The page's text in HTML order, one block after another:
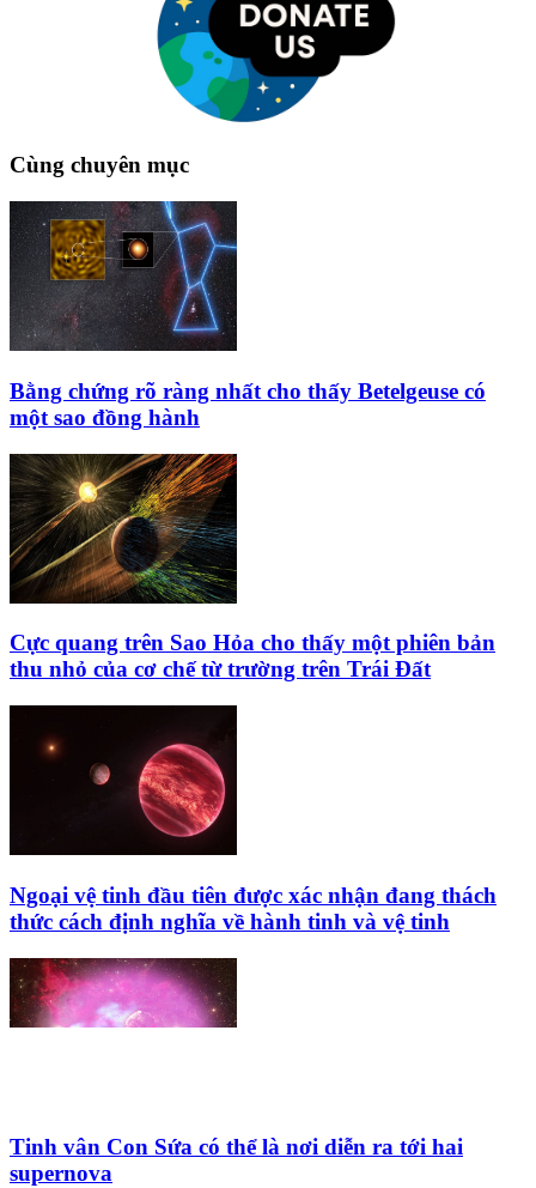
Cùng chuyên mục
Bằng chứng rõ ràng nhất cho thấy Betelgeuse có
một sao đồng hành
Cực quang trên Sao Hỏa cho thấy một phiên bản
thu nhỏ của cơ chế từ trường trên Trái Đất
Ngoại vệ tinh đầu tiên được xác nhận đang thách
thức cách định nghĩa về hành tinh và vệ tinh
Tinh vân Con Sứa có thể là nơi diễn ra tới hai
supernova